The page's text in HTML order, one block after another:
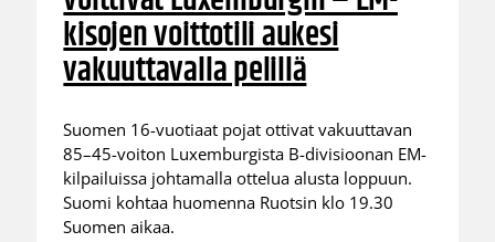
kisojen voittotili aukesi
vakuuttavalla pelillä
Suomen 16-vuotiaat pojat ottivat vakuuttavan
85–45-voiton Luxemburgista B-divisioonan EM-
kilpailuissa johtamalla ottelua alusta loppuun.
Suomi kohtaa huomenna Ruotsin klo 19.30
Suomen aikaa.